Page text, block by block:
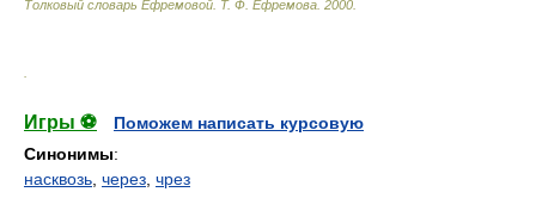
Толковый словарь Ефремовой Т. Ф. Ефремова. 2000
Игры ⚽
Поможем написать курсовую
Синонимы:
насквозь через чрез